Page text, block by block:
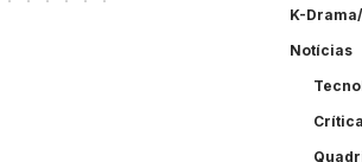
K-
Notícias